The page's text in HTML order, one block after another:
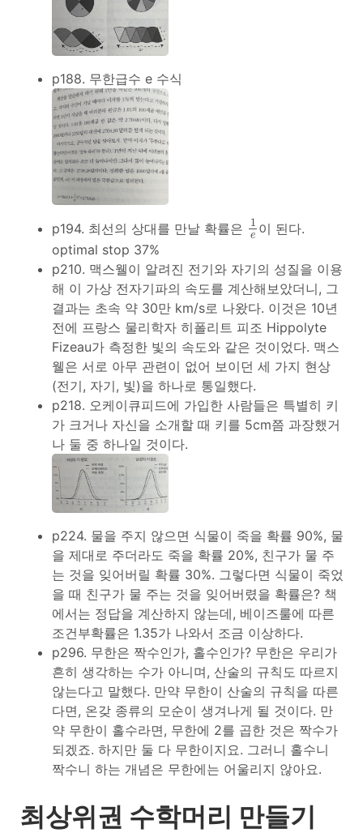
p188. 무한급수 e 수식
p194. 최선의 상대를 만날 확률은 1
e
1 이 된다.
optimal stop 37%
p210. 맥스웰이 알려진 전기와 자기의 성질을 이용
해 이 가상 전자기파의 속도를 계산해보았더니, 그
결과는 초속 약 30만 km/s로 나왔다. 이것은 10년
전에 프랑스 물리학자 히폴리트 피조 Hippolyte
Fizeau가 측정한 빛의 속도와 같은 것이었다. 맥스
웰은 서로 아무 관련이 없어 보이던 세 가지 현상
(전기, 자기, 빛)을 하나로 통일했다.
p218. 오케이큐피드에 가입한 사람들은 특별히 키
가 크거나 자신을 소개할 때 키를 5cm쯤 과장했거
나 둘 중 하나일 것이다.
p224. 물을 주지 않으면 식물이 죽을 확률 90%, 물
을 제대로 주더라도 죽을 확률 20%, 친구가 물 주
는 것을 잊어버릴 확률 30%. 그렇다면 식물이 죽었
을 때 친구가 물 주는 것을 잊어버렸을 확률은? 책
에서는 정답을 계산하지 않는데, 베이즈룰에 따른
조건부확률은 1.35가 나와서 조금 이상하다.
p296. 무한은 짝수인가, 홀수인가? 무한은 우리가
흔히 생각하는 수가 아니며, 산술의 규칙도 따르지
않는다고 말했다. 만약 무한이 산술의 규칙을 따른
다면, 온갖 종류의 모순이 생겨나게 될 것이다. 만
약 무한이 홀수라면, 무한에 2를 곱한 것은 짝수가
되겠죠. 하지만 둘 다 무한이지요. 그러니 홀수니
짝수니 하는 개념은 무한에는 어울리지 않아요.
최상위권 수학머리 만들기